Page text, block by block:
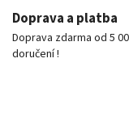
Doprava a platba
Doprava zdarma od 5
doručení !